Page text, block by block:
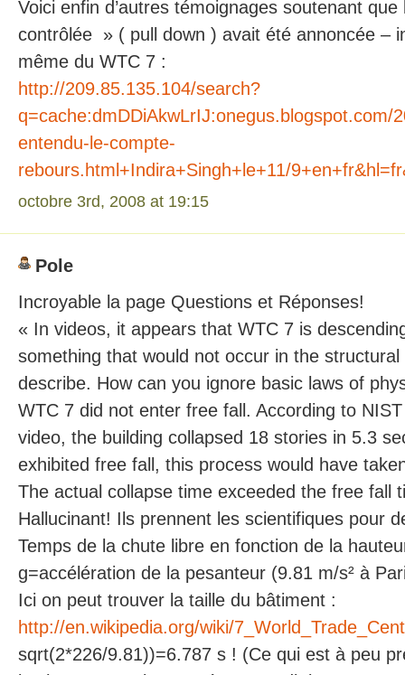
Voici enfin d’autres témoignages soutenant
contrôlée » ( pull down ) avait été annoncée –
même du WTC 7 :
http://209.85.135.104/search?
q=cache:dmDDiAkwLrIJ:onegus.blogspot.com/
entendu-le-compte-
rebours.html+Indira+Singh+le+11/
octobre 3rd, 2008 at 19:15
Pole
Incroyable la page Questions et Réponses!
« In videos, it appears that WTC 7 is
something that would not occur in the
describe. How can you ignore basic laws of
WTC 7 did not enter free fall. According to
video, the building collapsed 18 stories in 5.3
exhibited free fall, this process would have
The actual collapse time exceeded the free fall
Hallucinant! Ils prennent les scientifiques pour
Temps de la chute libre en fonction de la
g=accélération de la pesanteur (9.81 m/s² à
Ici on peut trouver la taille du bâtiment :
http://en.wikipedia.org/wiki/
sqrt(2*226/9.81))=6.787 s ! (Ce qui est à peu